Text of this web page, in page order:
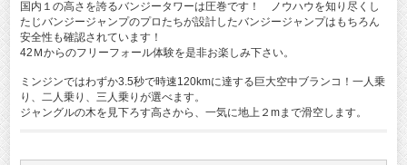
国内１の高さを誇るバンジータワーは圧巻です！ ノウハウを知り尽くし
たじバンジージャンプのプロたちが設計したバンジージャンプはもちろん
安全性も確認されています！
42Ｍからのフリーフォール体験を是非お楽しみ下さい。
ミンジンではわずか3.5秒で時速120kmに達する巨大空中ブランコ！一人乗
り、二人乗り、三人乗りが選べます。
ジャングルの木を見下ろす高さから、一気に地上２mまで滑空します。